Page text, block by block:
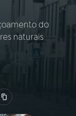
do
naturais